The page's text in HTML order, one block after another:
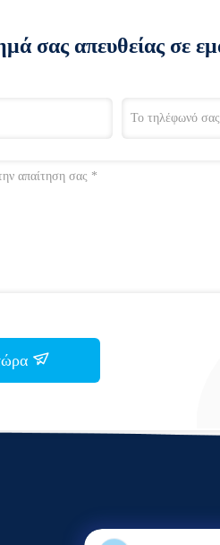
σας απευθείας σε